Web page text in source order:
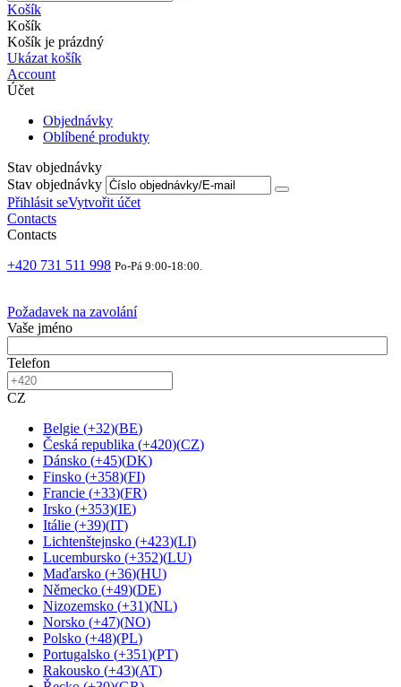
Košík
Košík
Košík je prázdný
Ukázat košík
Account
Účet
Objednávky
Oblíbené produkty
Stav objednávky
Stav objednávky
Přihlásit seVytvořit účet
Contacts
Contacts
+420 731 511 998 Po-Pá 9:00-18:00.
Požadavek na zavolání
Vaše jméno
Telefon
CZ
Belgie (+32)(BE)
Česká republika (+420)(CZ)
Dánsko (+45)(DK)
Finsko (+358)(FI)
Francie (+33)(FR)
Irsko (+353)(IE)
Itálie (+39)(IT)
Lichtenštejnsko (+423)(LI)
Lucembursko (+352)(LU)
Maďarsko (+36)(HU)
Německo (+49)(DE)
Nizozemsko (+31)(NL)
Norsko (+47)(NO)
Polsko (+48)(PL)
Portugalsko (+351)(PT)
Rakousko (+43)(AT)